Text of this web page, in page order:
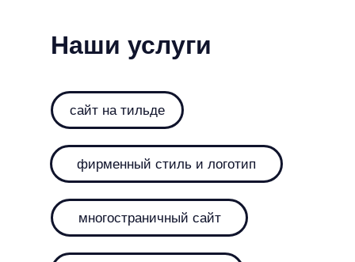
сайт на тильде
фирменный стиль и логотип
многостраничный сайт
Наши услуги